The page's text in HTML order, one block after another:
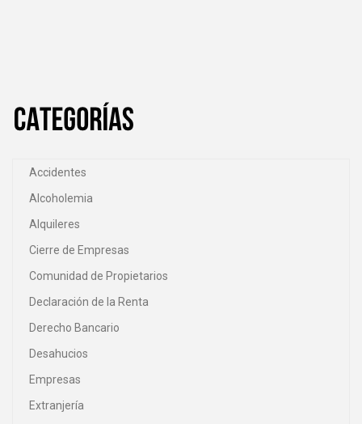
Accidentes
Alcoholemia
Alquileres
Cierre de Empresas
Comunidad de Propietarios
Declaración de la Renta
Derecho Bancario
Desahucios
Empresas
Extranjería